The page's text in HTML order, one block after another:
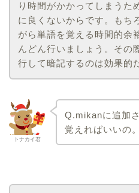
り時間がかかってしまうた
に良くないからです。もち
がら単語を覚える時間的余
んどん行いましょう。その
行して暗記するのは効果的
トナカイ君
Q.mikanに追加
覚えればいいの。